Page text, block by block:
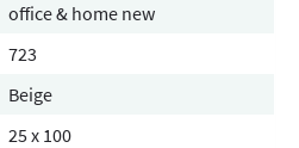
office & home new
723
Beige
25 x 100